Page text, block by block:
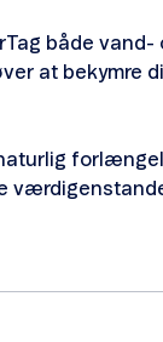
både vand-
at bekymre